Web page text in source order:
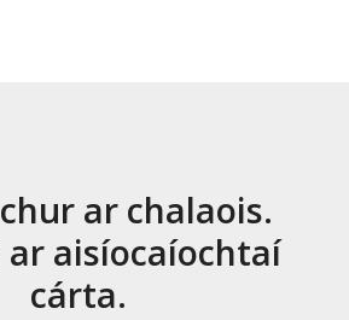
ar chalaois.
ar aisíocaíochtaí
cárta.